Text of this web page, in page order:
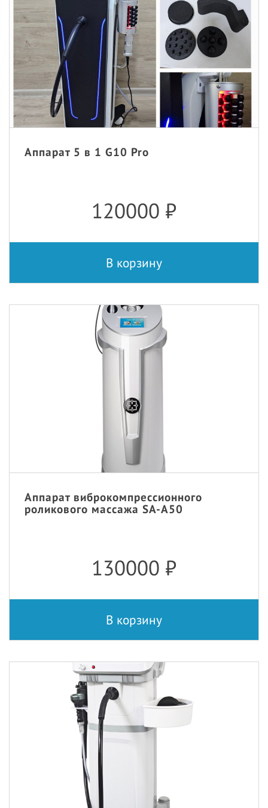
Аппарат 5 в 1 G10 Pro
120000 ₽
В корзину
Аппарат виброкомпрессионного
роликового массажа SA-A50
130000 ₽
В корзину